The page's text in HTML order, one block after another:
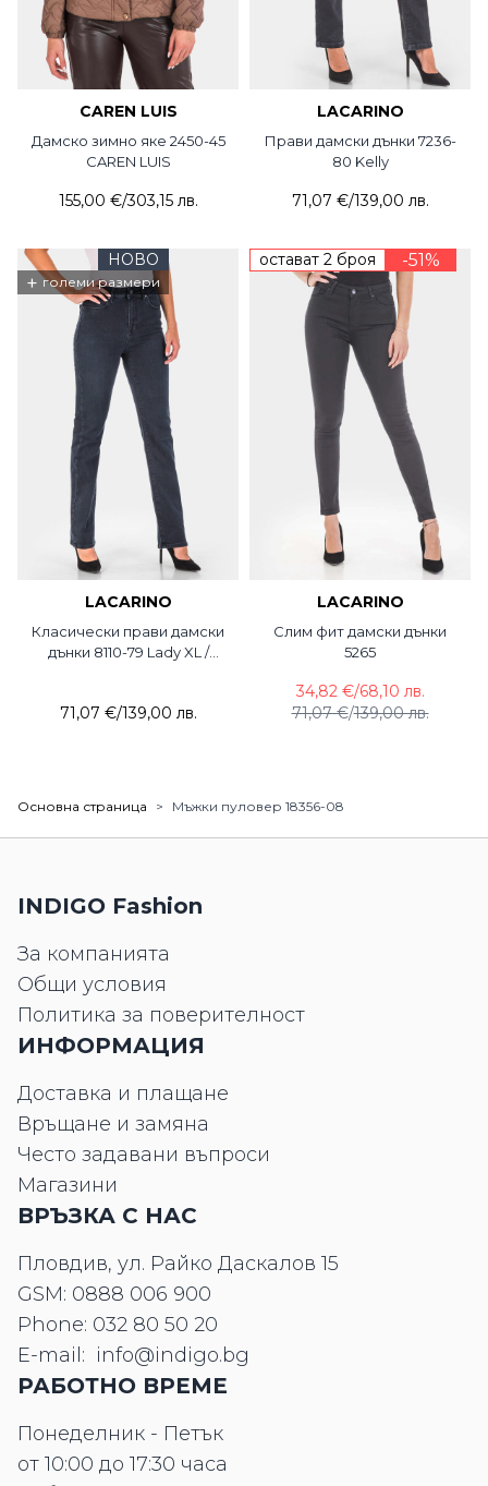
CAREN LUIS
Дамско зимно яке 2450-45
CAREN LUIS
155,00 €/303,15 лв.
LACARINO
Прави дамски дънки 7236-
80 Kelly
71,07 €/139,00 лв.
НОВО
+ големи размери
LACARINO
Класически прави дамски
дънки 8110-79 Lady XL /
71,07 €/139,00 лв.
остават 2 броя -51%
LACARINO
Слим фит дамски дънки
5265
71,07 €/139,00 лв.
34,82 €/68,10 лв.
Основна страница > Мъжки пуловер 18356-08
INDIGO Fashion
За компанията
Общи условия
Политика за поверителност
ИНФОРМАЦИЯ
Доставка и плащане
Връщане и замяна
Често задавани въпроси
Магазини
ВРЪЗКА С НАС
Пловдив, ул. Райко Даскалов 15
GSM: 0888 006 900
Phone: 032 80 50 20
E-mail: info@indigo.bg
РАБОТНО ВРЕМЕ
Понеделник - Петък
от 10:00 до 17:30 часа